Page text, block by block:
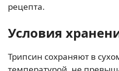
рецепта.
Условия
Трипсин сохраняют в